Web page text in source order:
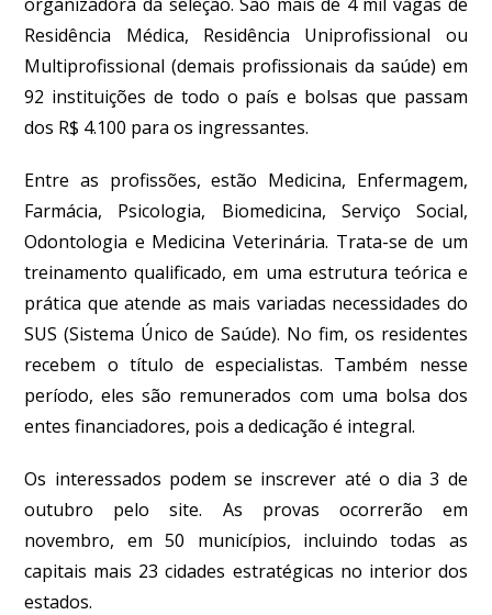
Residência Médica, Residência Uniprofissional ou
Multiprofissional (demais profissionais da saúde) em
92 instituições de todo o país e bolsas que passam
dos R$ 4.100 para os ingressantes.
Entre as profissões, estão Medicina, Enfermagem,
Farmácia, Psicologia, Biomedicina, Serviço Social,
Odontologia e Medicina Veterinária. Trata-se de um
treinamento qualificado, em uma estrutura teórica e
prática que atende as mais variadas necessidades do
SUS (Sistema Único de Saúde). No fim, os residentes
recebem o título de especialistas. Também nesse
período, eles são remunerados com uma bolsa dos
entes financiadores, pois a dedicação é integral.
Os interessados podem se inscrever até o dia 3 de
outubro pelo site. As provas ocorrerão em
novembro, em 50 municípios, incluindo todas as
capitais mais 23 cidades estratégicas no interior dos
estados.